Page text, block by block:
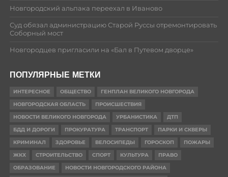
Новгородский альпака переехал в Иваново
Суд обязал администрацию Старой Руссы отремонтировать
Соборный мост
Новгородцев пригласили на «Бал в Путевом дворце»
ПОПУЛЯРНЫЕ МЕТКИ
ИНТЕРЕСНОЕ ОБЩЕСТВО
ГЕНПЛАН ВЕЛИКОГО НОВГОРОДА
НОВГОРОДСКАЯ ОБЛАСТЬ
ПРОИСШЕСТВИЯ
НОВОСТИ ВЕЛИКОГО НОВГОРОДА
УРБАНИСТИКА
ДТП
БДД И ДОРОГИ
ПРОКУРАТУРА ТРАНСПОРТ
ПАРКИ И СКВЕРЫ
КРИМИНАЛ
ЗДОРОВЬЕ ВЕЛОСИПЕДЫ ГОРОСКОП
ПОЖАРЫ
ЖКХ
СТРОИТЕЛЬСТВО СПОРТ КУЛЬТУРА
ПРАВО
ОБРАЗОВАНИЕ
НОВОСТИ НОВГОРОДСКОГО РАЙОНА